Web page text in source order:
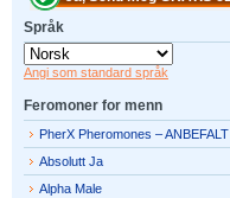
Språk
Angi som standard språk
Feromoner for menn
PherX Pheromones – ANBEFALT
Absolutt Ja
Alpha Male